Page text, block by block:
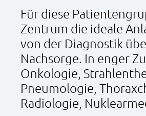
Für diese
Zentrum die ideale
von der Diagnostik
Nachsorge. In enger
Onkologie,
Pneumologie,
Radiologie,